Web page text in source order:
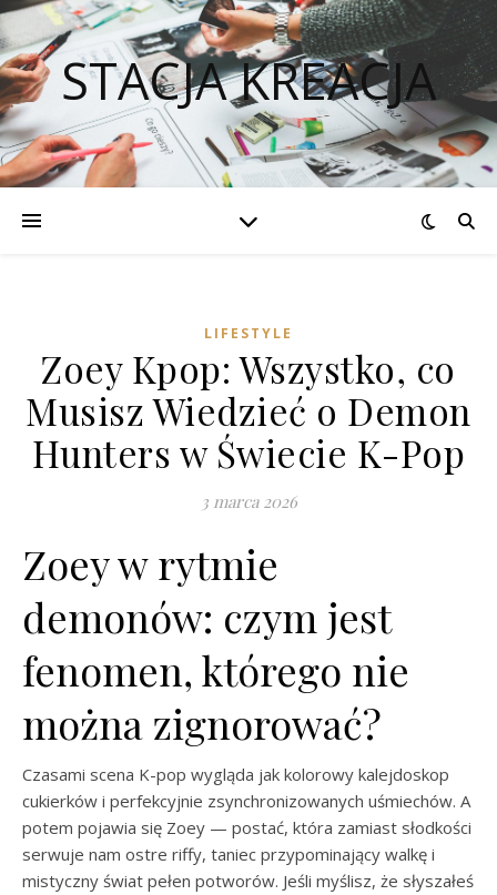
STACJA KREACJA
LIFESTYLE
Zoey Kpop: Wszystko, co
Musisz Wiedzieć o Demon
Hunters w Świecie K-Pop
3 marca 2026
Zoey w rytmie
demonów: czym jest
fenomen, którego nie
można zignorować?
Czasami scena K-pop wygląda jak kolorowy kalejdoskop
cukierków i perfekcyjnie zsynchronizowanych uśmiechów. A
potem pojawia się Zoey — postać, która zamiast słodkości
serwuje nam ostre riffy, taniec przypominający walkę i
mistyczny świat pełen potworów. Jeśli myślisz, że słyszałeś